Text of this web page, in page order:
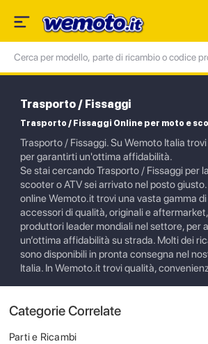
Trasporto / Fissaggi
Trasporto / Fissaggi Online per moto e
Trasporto / Fissaggi. Su Wemoto Italia
per garantirti un'ottima affidabilità.
Se stai cercando Trasporto / Fissaggi per
scooter o ATV sei arrivato nel posto
online Wemoto.it trovi una vasta gamma
accessori di qualità, originali e
produttori leader mondiali nel settore, per
un’ottima affidabilità su strada. Molti dei
sono disponibili in pronta consegna nel
Italia. In Wemoto.it trovi qualità,
Categorie Correlate
Parti e Ricambi